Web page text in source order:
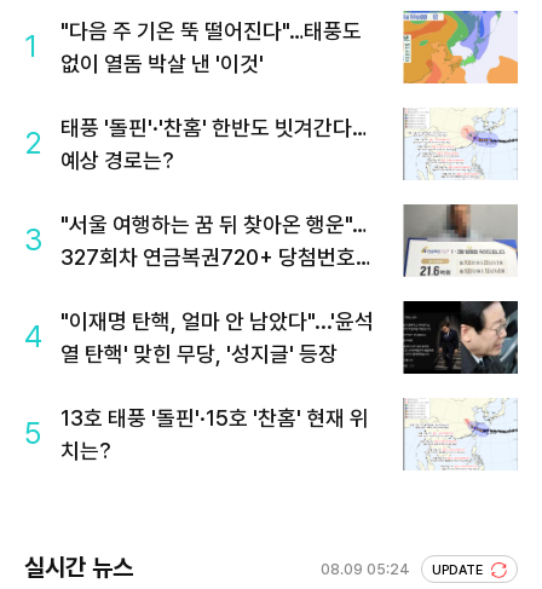
1
"다음 주 기온 뚝 떨어진다"…태풍도
없이 열돔 박살 낸 '이것'
2
태풍 '돌핀'·'찬홈' 한반도 빗겨간다…
예상 경로는?
3
"서울 여행하는 꿈 뒤 찾아온 행운"…
327회차 연금복권720+ 당첨번호조
4
"이재명 탄핵, 얼마 안 남았다"...'윤석
열 탄핵' 맞힌 무당, '성지글' 등장
5
13호 태풍 '돌핀'·15호 '찬홈' 현재 위
치는?
실시간 뉴스 08.09 05:24 UPDATE